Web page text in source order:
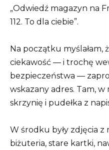
„Odwiedź magazyn na
112. To dla ciebie”.
Na początku myślałam,
ciekawość — i trochę
bezpieczeństwa —
wskazany adres. Tam, w
skrzynię i pudełka z
W środku były zdjęcia z
biżuteria, stare kartki,